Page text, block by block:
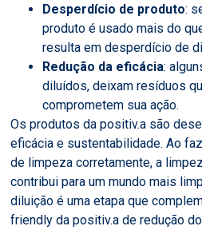
Desperdício de produto:
produto é usado mais do
resulta em desperdício de
Redução da eficácia:
diluídos, deixam resíduos
comprometem sua ação.
Os produtos da positiv.a são
eficácia e sustentabilidade. Ao
de limpeza corretamente, a
contribui para um mundo mais
diluição é uma etapa que
friendly da positiv.a de redução